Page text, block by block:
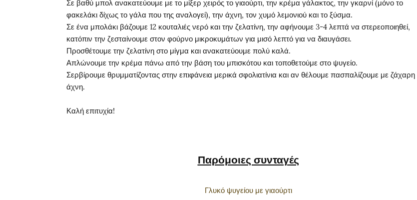
Σε βαθύ μπολ ανακατεύουμε με το μίξερ χειρός το γιαούρτι, την κρέμα γάλακτος, την γκαρνί (μόνο το
φακελάκι δίχως το γάλα που της αναλογεί), την άχνη, τον χυμό λεμονιού και το ξύσμα.
Σε ένα μπολάκι βάζουμε 12 κουταλιές νερό και την ζελατίνη, την αφήνουμε 3-4 λεπτά να στερεοποιηθεί,
κατόπιν την ζεσταίνουμε στον φούρνο μικροκυμάτων για μισό λεπτό για να διαυγάσει.
Προσθέτουμε την ζελατίνη στο μίγμα και ανακατεύουμε πολύ καλά.
Απλώνουμε την κρέμα πάνω από την βάση του μπισκότου και τοποθετούμε στο ψυγείο.
Σερβίρουμε θρυμματίζοντας στην επιφάνεια μερικά σφολιατίνια και αν θέλουμε πασπαλίζουμε με ζάχαρη
άχνη.
Καλή επιτυχία!
Παρόμοιες συνταγές
Γλυκό ψυγείου με γιαούρτι